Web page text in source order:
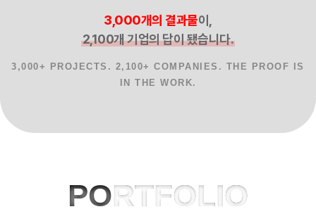
3,000개의 결과물이,
2,100개 기업의 답이 됐습니다.
3,000+ PROJECTS. 2,100+ COMPANIES. THE PROOF IS
IN THE WORK.
PORTFOLIO